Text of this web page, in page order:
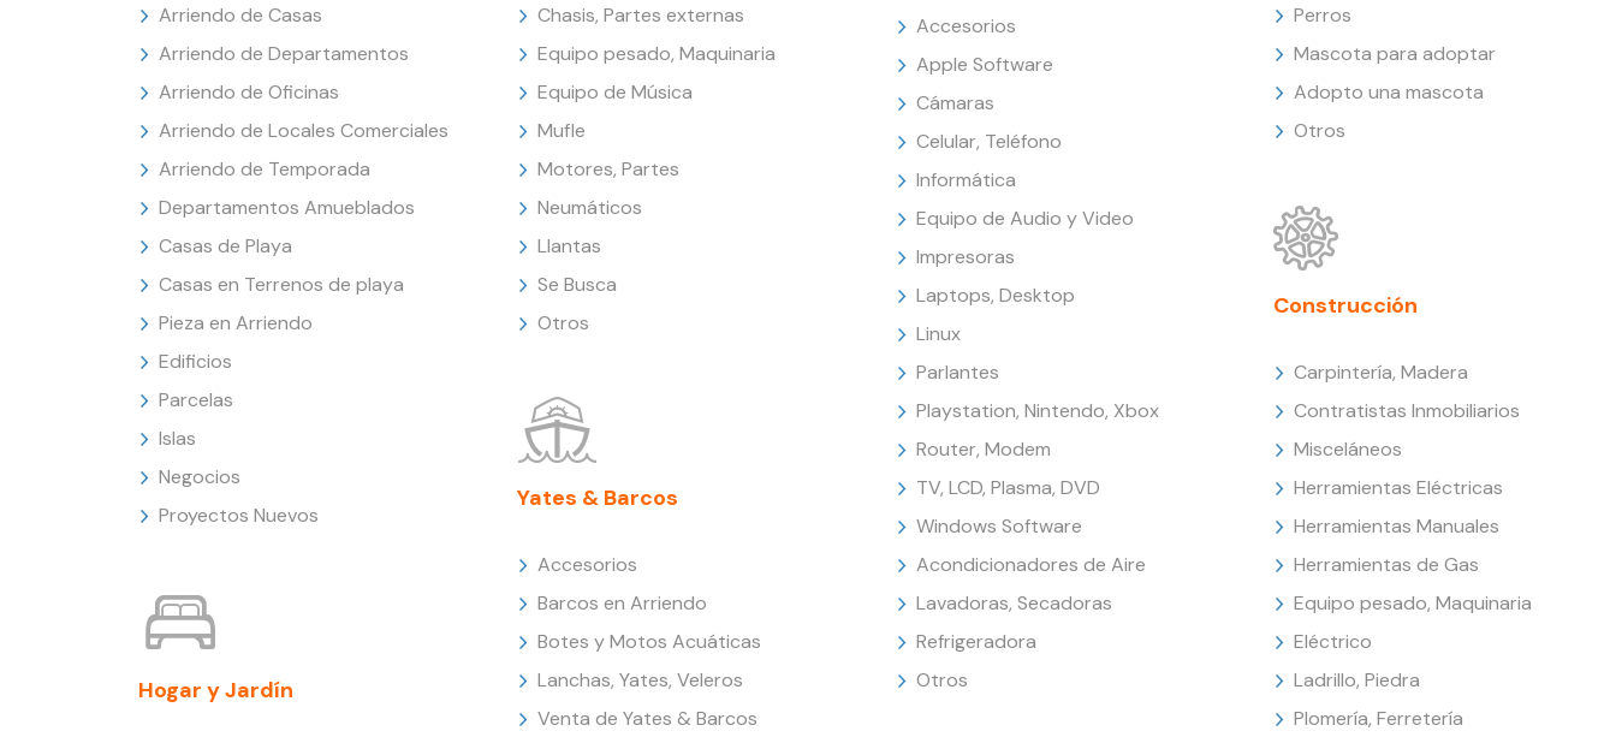
Arriendo de Casas
Arriendo de Departamentos
Arriendo de Oficinas
Arriendo de Locales Comerciales
Arriendo de Temporada
Departamentos Amueblados
Casas de Playa
Casas en Terrenos de playa
Pieza en Arriendo
Edificios
Parcelas
Islas
Negocios
Proyectos Nuevos
Hogar y Jardín
Chasis, Partes externas
Equipo pesado, Maquinaria
Equipo de Música
Mufle
Motores, Partes
Neumáticos
Llantas
Se Busca
Otros
Yates & Barcos
Accesorios
Barcos en Arriendo
Botes y Motos Acuáticas
Lanchas, Yates, Veleros
Venta de Yates & Barcos
Accesorios
Apple Software
Cámaras
Celular, Teléfono
Informática
Equipo de Audio y Video
Impresoras
Laptops, Desktop
Linux
Parlantes
Playstation, Nintendo, Xbox
Router, Modem
TV, LCD, Plasma, DVD
Windows Software
Acondicionadores de Aire
Lavadoras, Secadoras
Refrigeradora
Otros
Perros
Mascota para adoptar
Adopto una mascota
Otros
Construcción
Carpintería, Madera
Contratistas Inmobiliarios
Misceláneos
Herramientas Eléctricas
Herramientas Manuales
Herramientas de Gas
Equipo pesado, Maquinaria
Eléctrico
Ladrillo, Piedra
Plomería, Ferretería